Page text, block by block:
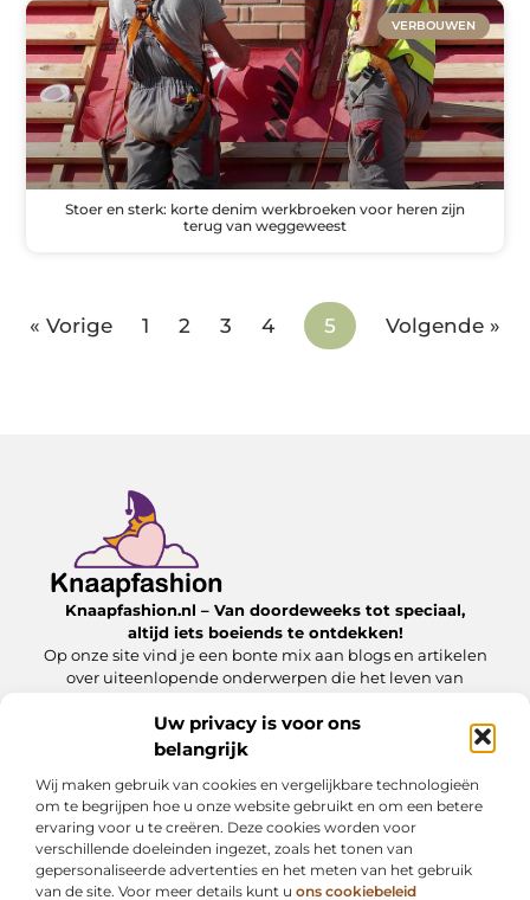
Uw privacy is voor ons
belangrijk
Wij maken gebruik van cookies en vergelijkbare technologieën
om te begrijpen hoe u onze website gebruikt en om een betere
ervaring voor u te creëren. Deze cookies worden voor
verschillende doeleinden ingezet, zoals het tonen van
gepersonaliseerde advertenties en het meten van het gebruik
van de site. Voor meer details kunt u ons cookiebeleid
VERBOUWEN
Stoer en sterk: korte denim werkbroeken voor heren zijn
terug van weggeweest
« Vorige 1 2 3 4 5 Volgende »
Knaapfashion.nl – Van doordeweeks tot speciaal,
altijd iets boeiends te ontdekken!
Op onze site vind je een bonte mix aan blogs en artikelen
over uiteenlopende onderwerpen die het leven van
Onze informatie
Bericht categorie